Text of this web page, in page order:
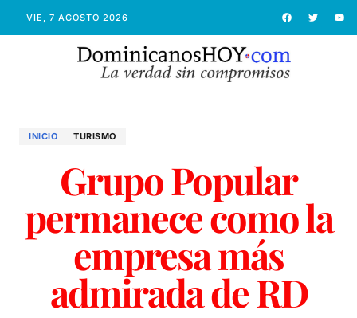
VIE, 7 AGOSTO 2026
INICIO TURISMO
Grupo Popular
permanece como la
empresa más
admirada de RD